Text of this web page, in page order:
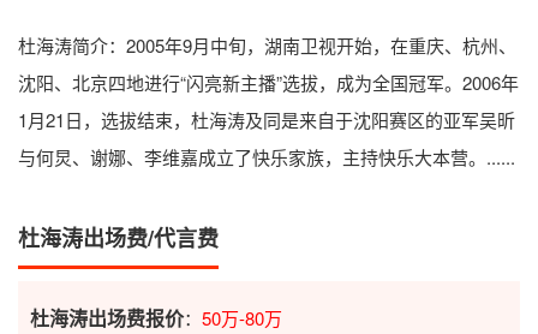
杜海涛简介：2005年9月中旬，湖南卫视开始，在重庆、杭州、
沈阳、北京四地进行“闪亮新主播”选拔，成为全国冠军。2006年
1月21日，选拔结束，杜海涛及同是来自于沈阳赛区的亚军吴昕
与何炅、谢娜、李维嘉成立了快乐家族，主持快乐大本营。......
杜海涛出场费/代言费
杜海涛出场费报价： 50万-80万